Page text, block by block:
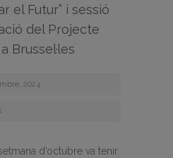
el Futur” i sessió
del Projecte
Brussel·les
2024
d’octubre va tenir